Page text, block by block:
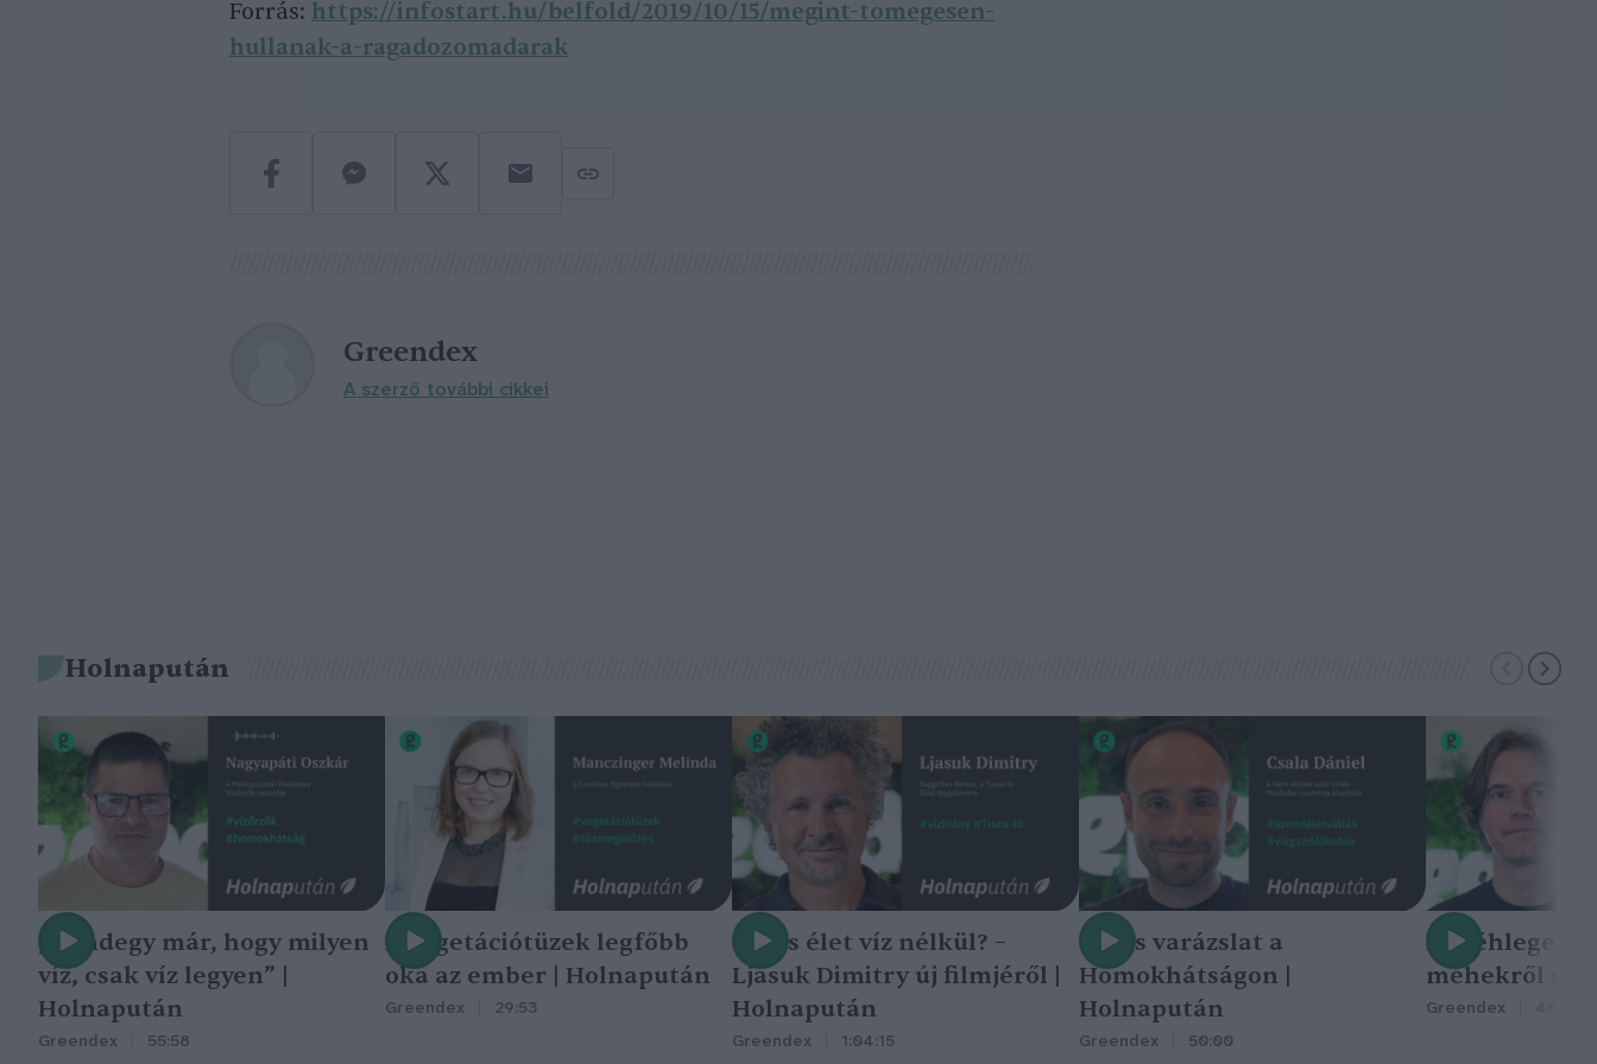
Forrás: https://infostart.hu/belfold/2019/10/15/megint-tomegesen-
hullanak-a-ragadozomadarak
Greendex
A szerző további cikkei
Holnapután
„Mindegy már, hogy milyen
víz, csak víz legyen” |
Holnapután
Greendex 55:58
A vegetációtüzek legfőbb
oka az ember | Holnapután
Greendex 29:53
Nincs élet víz nélkül? –
Ljasuk Dimitry új filmjéről |
Holnapután
Greendex 1:04:15
Nincs varázslat a
Homokhátságon |
Holnapután
Greendex 50:00
A méhlegelő
méhekről
Greendex